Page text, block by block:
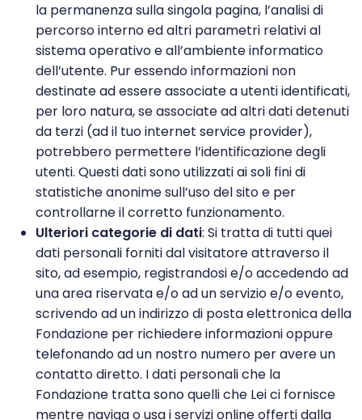
la permanenza sulla singola pagina, l’analisi di
percorso interno ed altri parametri relativi al
sistema operativo e all’ambiente informatico
dell’utente. Pur essendo informazioni non
destinate ad essere associate a utenti identificati,
per loro natura, se associate ad altri dati detenuti
da terzi (ad il tuo internet service provider),
potrebbero permettere l’identificazione degli
utenti. Questi dati sono utilizzati ai soli fini di
statistiche anonime sull’uso del sito e per
controllarne il corretto funzionamento.
Ulteriori categorie di dati: Si tratta di tutti quei
dati personali forniti dal visitatore attraverso il
sito, ad esempio, registrandosi e/o accedendo ad
una area riservata e/o ad un servizio e/o evento,
scrivendo ad un indirizzo di posta elettronica della
Fondazione per richiedere informazioni oppure
telefonando ad un nostro numero per avere un
contatto diretto. I dati personali che la
Fondazione tratta sono quelli che Lei ci fornisce
mentre naviga o usa i servizi online offerti dalla